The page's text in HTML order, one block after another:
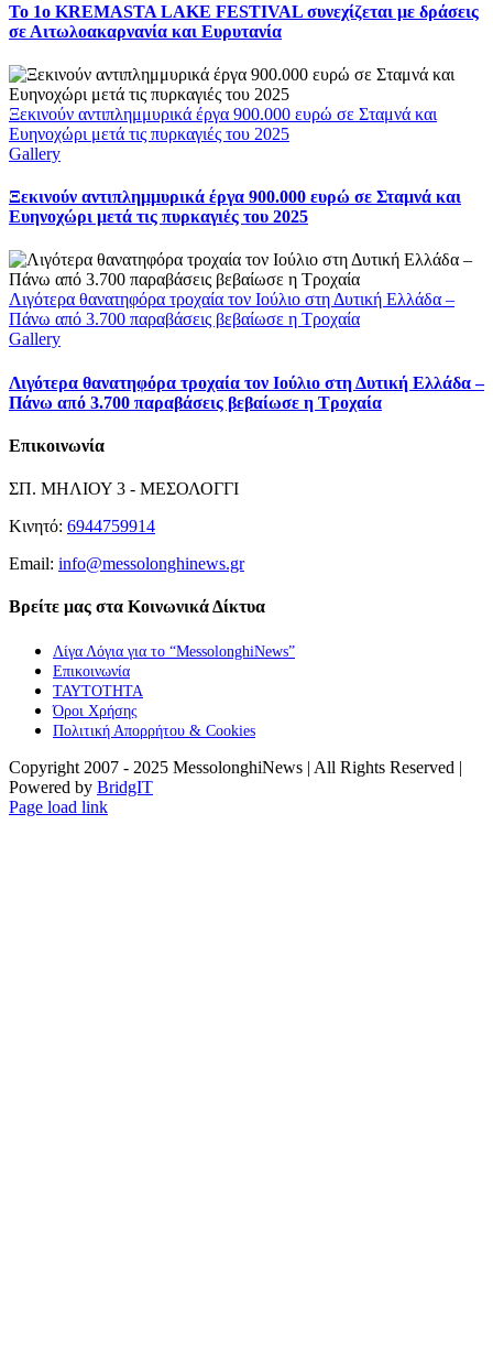
Το 1ο KREMASTA LAKE FESTIVAL συνεχίζεται με δράσεις
σε Αιτωλοακαρνανία και Ευρυτανία
Ξεκινούν αντιπλημμυρικά έργα 900.000 ευρώ σε Σταμνά και
Ευηνοχώρι μετά τις πυρκαγιές του 2025
Gallery
Ξεκινούν αντιπλημμυρικά έργα 900.000 ευρώ σε Σταμνά και
Ευηνοχώρι μετά τις πυρκαγιές του 2025
Λιγότερα θανατηφόρα τροχαία τον Ιούλιο στη Δυτική Ελλάδα –
Πάνω από 3.700 παραβάσεις βεβαίωσε η Τροχαία
Gallery
Λιγότερα θανατηφόρα τροχαία τον Ιούλιο στη Δυτική Ελλάδα –
Πάνω από 3.700 παραβάσεις βεβαίωσε η Τροχαία
Επικοινωνία
ΣΠ. ΜΗΛΙΟΥ 3 - ΜΕΣΟΛΟΓΓΙ
Κινητό: 6944759914
Email: info@messolonghinews.gr
Βρείτε μας στα Κοινωνικά Δίκτυα
Λίγα Λόγια για το “MessolonghiNews”
Επικοινωνία
ΤΑΥΤΟΤΗΤΑ
Όροι Χρήσης
Πολιτική Απορρήτου & Cookies
Copyright 2007 - 2025 MessolonghiNews | All Rights Reserved |
Powered by BridgIT
YouTube
Facebook
Instagram
Page load link